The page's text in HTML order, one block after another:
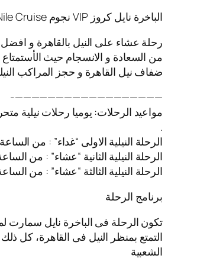
الباخرة نايل كروز VIP نجوم Nile Cruise
رحلة عشاء على النيل بالقاهرة و افضل
من السعادة و الانسجام حيث الأستمتاع
ضفاف نيل القاهرة و حجز المراكب
——————————————————-
مواعيد الرحلات: يوميا رحلات نيلية
.
الرحلة النيلية الاولى “غداء” : من الساعة 03:00 م – 06:00 م
الرحلة النيلية الثانية “عشاء” : من الساعة 07:00 م –
الرحلة النيلية الثالثة “عشاء” : من الساعة 10:00 م –
برنامج الرحلة
تكون الرحلة فى الباخرة نايل سمارت
التمتع بمنظر النيل فى القاهرة، كل
الشعبية